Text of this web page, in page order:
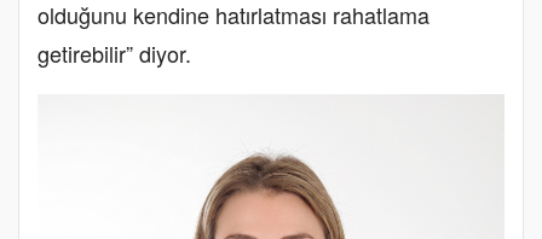
olduğunu kendine hatırlatması rahatlama
getirebilir” diyor.